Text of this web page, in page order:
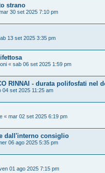
strano
30 set 2025 7:10 pm
13 set 2025 3:35 pm
« sab 06 set 2025 1:59 pm
RINNAI - durata polifosfati nel
04 set 2025 11:25 am
« mar 02 set 2025 6:19 pm
dall'interno consiglio
06 ago 2025 5:35 pm
01 ago 2025 7:15 pm